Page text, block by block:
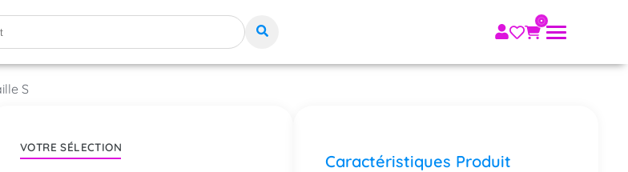
S
VOTRE SÉLECTION
Caractéristiques Produit